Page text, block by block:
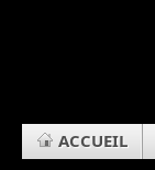
ACCUEIL